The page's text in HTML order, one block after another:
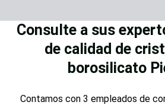
Consulte a sus
de calidad de
borosilicato
Contamos con 3 empleados de